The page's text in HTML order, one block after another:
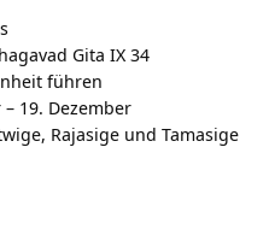
Gita IX 34
führen
19. Dezember
Rajasige und Tamasige